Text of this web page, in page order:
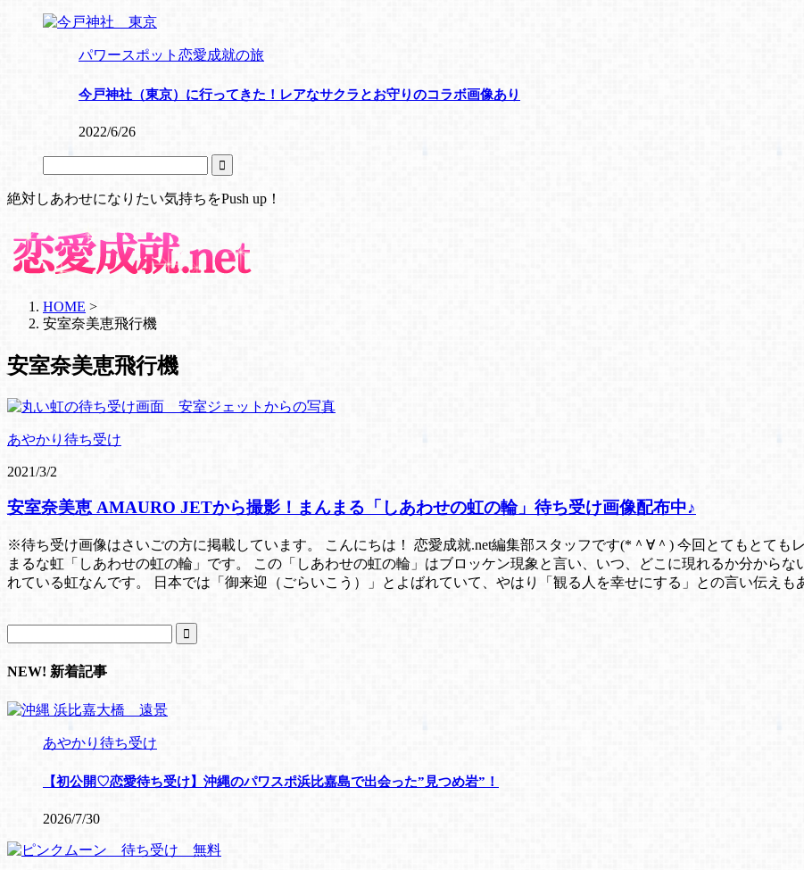
パワースポット恋愛成就の旅
今戸神社（東京）に行ってきた！レアなサクラとお守りのコラボ画像あり
2022/6/26
絶対しあわせになりたい気持ちをPush up！
HOME >
安室奈美恵飛行機
安室奈美恵飛行機
あやかり待ち受け
2021/3/2
安室奈美恵 AMAURO JETから撮影！まんまる「しあわせの虹の輪」待ち受け画像配布中♪
※待ち受け画像はさいごの方に掲載しています。 こんにちは！ 恋愛成就.net編集部スタッフです(*＾∀＾) 今回とてもとても
まるな虹「しあわせの虹の輪」です。 この「しあわせの虹の輪」はブロッケン現象と言い、いつ、どこに現れるか分から
れている虹なんです。 日本では「御来迎（ごらいこう）」とよばれていて、やはり「観る人を幸せにする」との言い伝え
NEW! 新着記事
あやかり待ち受け
【初公開♡恋愛待ち受け】沖縄のパワスポ浜比嘉島で出会った”見つめ岩”！
2026/7/30